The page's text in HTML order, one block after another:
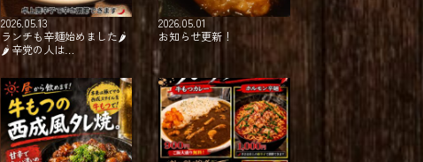
2026.05.13
ランチも辛麺始めました🌶
🌶⁡ ⁡辛党の人は…
2026.05.01
お知らせ更新！